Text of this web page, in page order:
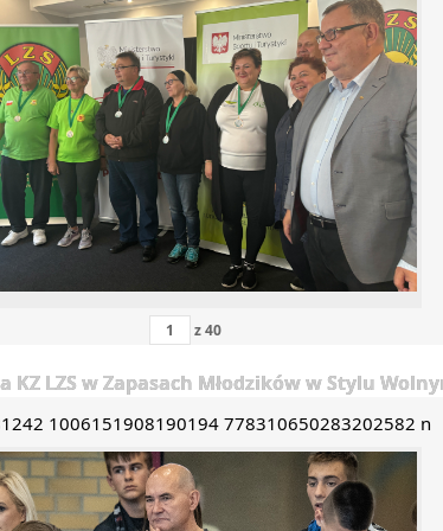
z40
LZS w Zapasach Młodzików w Stylu
1006151908190194 778310650283202582 n